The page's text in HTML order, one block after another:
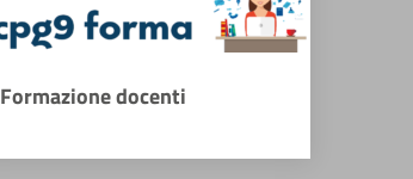
Formazione docenti